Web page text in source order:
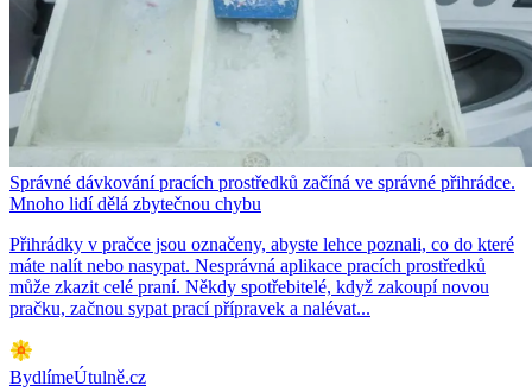
Správné dávkování pracích prostředků začíná ve správné přihrádce.
Mnoho lidí dělá zbytečnou chybu
Přihrádky v pračce jsou označeny, abyste lehce poznali, co do které
máte nalít nebo nasypat. Nesprávná aplikace pracích prostředků
může zkazit celé praní. Někdy spotřebitelé, když zakoupí novou
pračku, začnou sypat prací přípravek a nalévat...
BydlímeÚtulně.cz